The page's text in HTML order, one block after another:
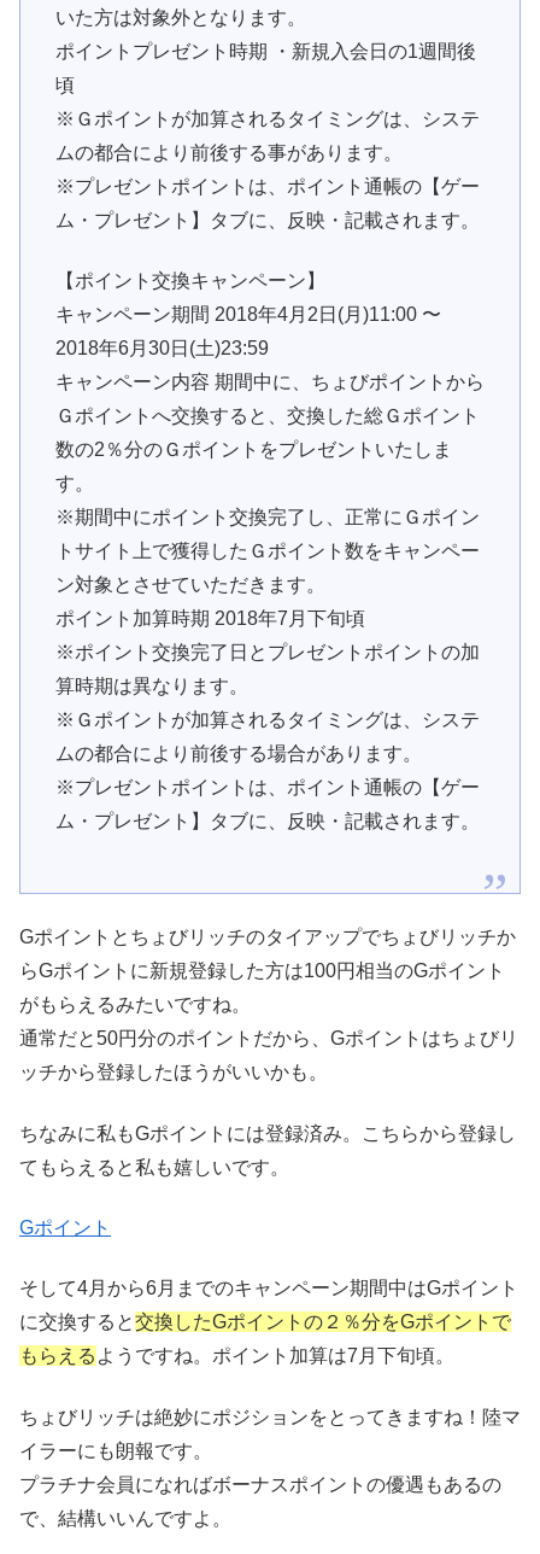
いた方は対象外となります。
ポイントプレゼント時期 ・新規入会日の1週間後
頃
※Ｇポイントが加算されるタイミングは、システ
ムの都合により前後する事があります。
※プレゼントポイントは、ポイント通帳の【ゲー
ム・プレゼント】タブに、反映・記載されます。
【ポイント交換キャンペーン】
キャンペーン期間 2018年4月2日(月)11:00 〜
2018年6月30日(土)23:59
キャンペーン内容 期間中に、ちょびポイントから
Ｇポイントへ交換すると、交換した総Ｇポイント
数の2％分のＧポイントをプレゼントいたしま
す。
※期間中にポイント交換完了し、正常にＧポイン
トサイト上で獲得したＧポイント数をキャンペー
ン対象とさせていただきます。
ポイント加算時期 2018年7月下旬頃
※ポイント交換完了日とプレゼントポイントの加
算時期は異なります。
※Ｇポイントが加算されるタイミングは、システ
ムの都合により前後する場合があります。
※プレゼントポイントは、ポイント通帳の【ゲー
ム・プレゼント】タブに、反映・記載されます。
Gポイントとちょびリッチのタイアップでちょびリッチか
らGポイントに新規登録した方は100円相当のGポイント
がもらえるみたいですね。
通常だと50円分のポイントだから、Gポイントはちょびリ
ッチから登録したほうがいいかも。
ちなみに私もGポイントには登録済み。こちらから登録し
てもらえると私も嬉しいです。
Gポイント
そして4月から6月までのキャンペーン期間中はGポイント
に交換すると交換したGポイントの２％分をGポイントで
もらえる ようですね。ポイント加算は7月下旬頃。
ちょびリッチは絶妙にポジションをとってきますね！陸マ
イラーにも朗報です。
プラチナ会員になればボーナスポイントの優遇もあるの
で、結構いいんですよ。